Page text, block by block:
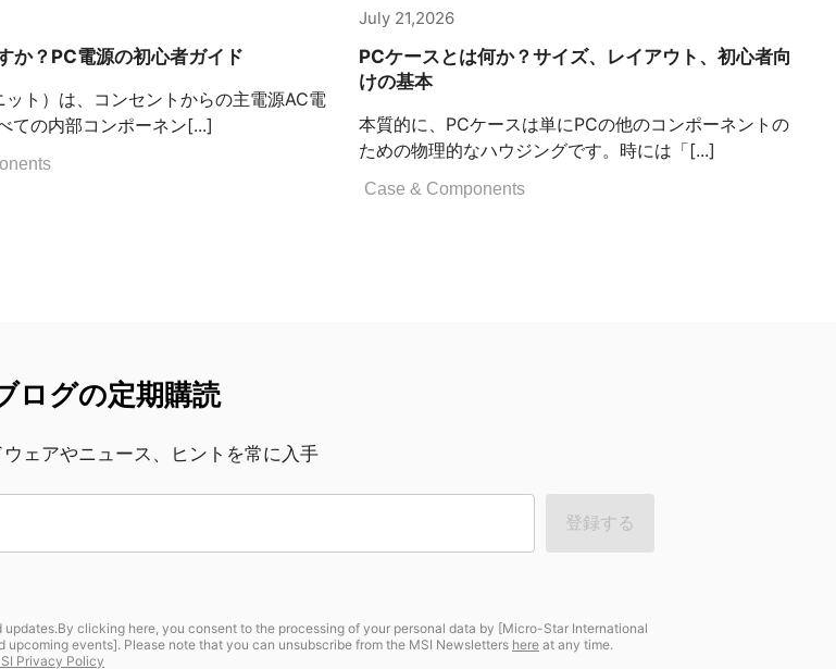
か？PC電源の初心者ガイド
ット）は、コンセントからの主電源AC電
ての内部コンポーネン[...]
July 21,2026
PCケースとは何か？サイズ、レイアウト、初心者向
けの基本
本質的に、PCケースは単にPCの他のコンポーネントの
ための物理的なハウジングです。時には「[...]
Case & Components
ログの定期購読
ェアやニュース、ヒントを常に入手
登録する
clicking here, you consent to the processing of your personal data by [Micro-Star International
upcoming events]. Please note that you can unsubscribe from the MSI Newsletters here at any time.
Privacy Policy